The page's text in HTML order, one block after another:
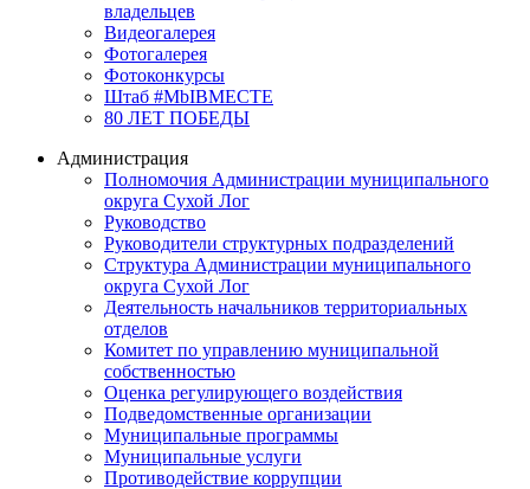
владельцев
Видеогалерея
Фотогалерея
Фотоконкурсы
Штаб #MbIBMECTE
80 ЛЕТ ПОБЕДЫ
Администрация
Полномочия Администрации муниципального
округа Сухой Лог
Руководство
Руководители структурных подразделений
Структура Администрации муниципального
округа Сухой Лог
Деятельность начальников территориальных
отделов
Комитет по управлению муниципальной
собственностью
Оценка регулирующего воздействия
Подведомственные организации
Муниципальные программы
Муниципальные услуги
Противодействие коррупции